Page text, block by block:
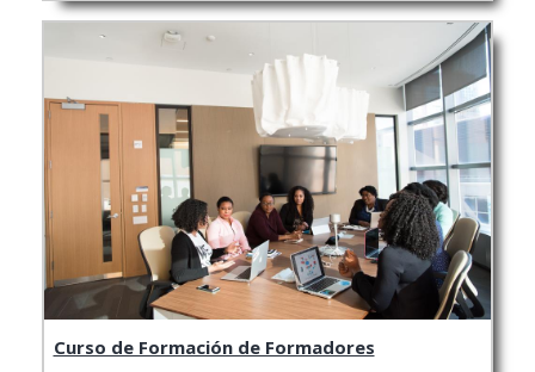
Curso de Formación de Formadores